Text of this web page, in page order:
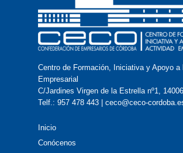
Centro de Formación, Iniciativa y Apoyo a
Empresarial
C/Jardines Virgen de la Estrella nº1,
Telf.: 957 478 443 | ceco@ceco-
Inicio
Conócenos